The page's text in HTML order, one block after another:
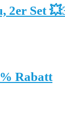
2er Set
Rabatt